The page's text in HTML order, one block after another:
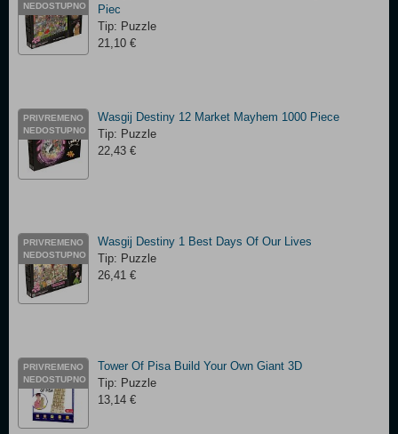
NEDOSTUPNO
Piec
Tip: Puzzle
21,10 €
PRIVREMENO
NEDOSTUPNO
Wasgij Destiny 12 Market Mayhem 1000 Piece
Tip: Puzzle
22,43 €
PRIVREMENO
NEDOSTUPNO
Wasgij Destiny 1 Best Days Of Our Lives
Tip: Puzzle
26,41 €
PRIVREMENO
NEDOSTUPNO
Tower Of Pisa Build Your Own Giant 3D
Tip: Puzzle
13,14 €